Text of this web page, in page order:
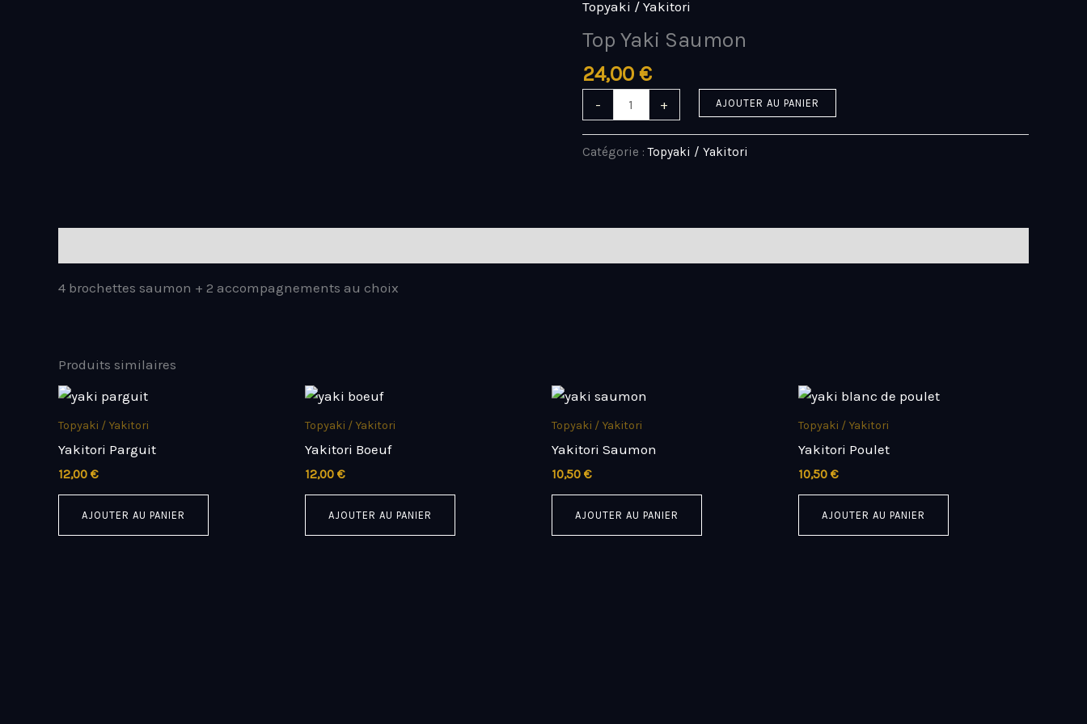
Topyaki / Yakitori
Top Yaki Saumon
24,00 €
-
quantité
de
Yaki
Saumon
+ AJOUTER AU PANIER
Catégorie :Topyaki / Yakitori
4 brochettes saumon + 2 accompagnements au choix
Produits similaires
Topyaki / Yakitori
Yakitori Parguit
12,00 €
AJOUTER AU PANIER
Topyaki / Yakitori
Yakitori Boeuf
12,00 €
AJOUTER AU PANIER
Topyaki / Yakitori
Yakitori Saumon
10,50 €
AJOUTER AU PANIER
Topyaki / Yakitori
Yakitori Poulet
10,50 €
AJOUTER AU PANIER